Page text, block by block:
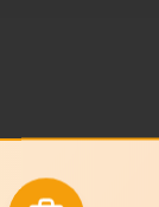
Over